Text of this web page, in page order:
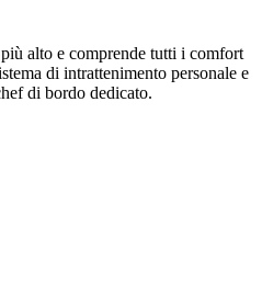
alto e comprende tutti i comfort
di intrattenimento personale e
di bordo dedicato.